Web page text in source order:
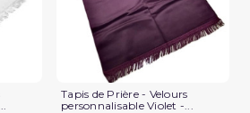
Tapis de Prière - Velours
personnalisable Violet -...